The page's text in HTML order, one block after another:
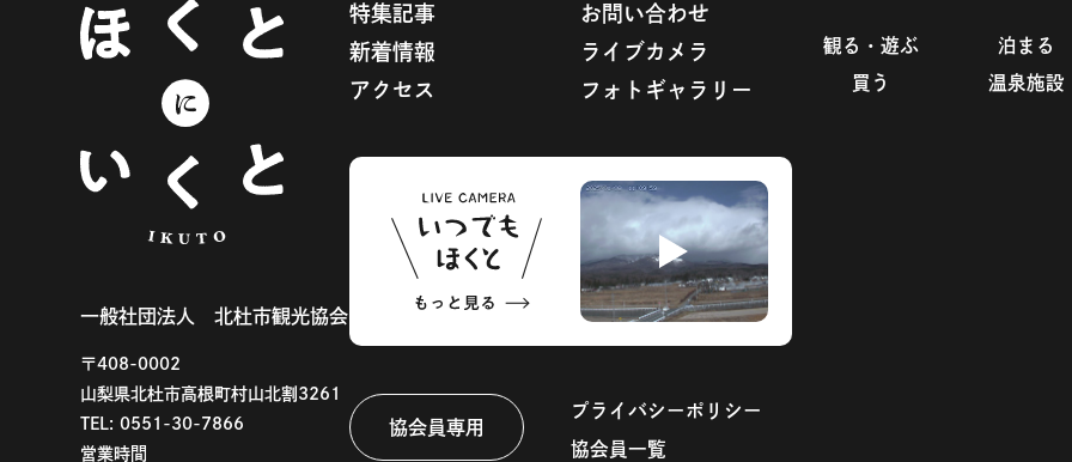
一般社団法人 北杜市観光協会
〒408-0002
山梨県北杜市高根町村山北割3261
TEL:0551-30-7866
営業時間
特集記事
お問い合わせ
新着情報
ライブカメラ
アクセス
フォトギャラリー
協会員専用
プライバシーポリシー
協会員一覧
観る・遊ぶ
泊まる
買う
温泉施設